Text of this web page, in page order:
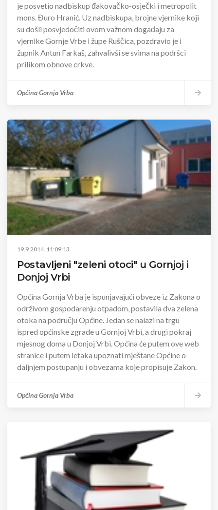
je posvetio nadbiskup đakovačko-osječki i metropolit
mons. Đuro Hranić. Uz nadbiskupa, brojne vjernike koji
su došli posvjedočiti ovom važnom događaju za
vjernike Gornje Vrbe i župe Ruščica, pozdravio je i
župnik Antun Farkaš, zahvalivši se svima na podršci
prilikom obnove crkve.
Općina Gornja Vrba
19.9.2014. 11:09:13
Postavljeni "zeleni otoci" u Gornjoj i
Donjoj Vrbi
Općina Gornja Vrba je ispunjavajući obveze iz Zakona o
održivom gospodarenju otpadom, postavila dva zelena
otoka na području Općine. Jedan se nalazi na trgu
ispred općinske zgrade u Gornjoj Vrbi, a drugi pokraj
mjesnog doma u Donjoj Vrbi. Općina će putem ove web
stranice i putem letaka upoznati mještane Općine o
daljnjem postupanju i obvezama koje propisuje Zakon.
Općina Gornja Vrba